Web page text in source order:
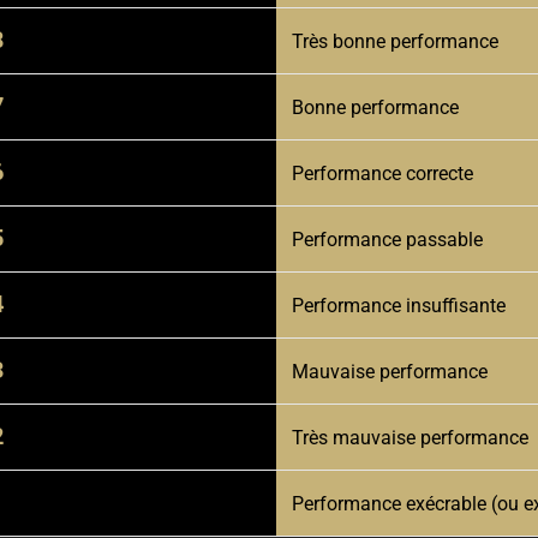
Très bonne performance
Bonne performance
Performance correcte
Performance passable
Performance insuffisante
Mauvaise performance
Très mauvaise performance
Performance exécrable (ou